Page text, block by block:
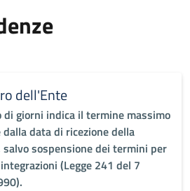
dell'Ente
di giorni indica il termine massimo
dalla data di ricezione della
sospensione dei termini per
(Legge 241 del 7